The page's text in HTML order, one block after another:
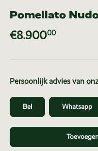
Pomellato
€8.90000
Persoonlijk advies van
Bel Whatsapp